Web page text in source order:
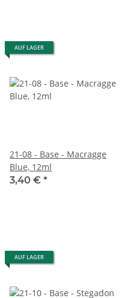
AUF LAGER
21-08 - Base - Macragge
Blue, 12ml
3,40 € *
AUF LAGER